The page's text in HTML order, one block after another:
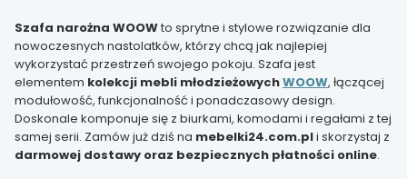
Szafa narożna WOOWto sprytne i stylowe rozwiązanie dla
nowoczesnych nastolatków, którzy chcą jak najlepiej
wykorzystać przestrzeń swojego pokoju. Szafa jest
elementem kolekcji mebli młodzieżowychWOOW, łączącej
modułowość, funkcjonalność i ponadczasowy design.
Doskonale komponuje się z biurkami, komodami i regałami z tej
samej serii. Zamów już dziś na mebelki24.com.pli skorzystaj z
darmowej dostawy oraz bezpiecznych płatności online.